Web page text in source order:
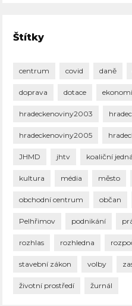
Štítky
centrum covid daně
doprava dotace
hradeckenoviny2003
hradeckenoviny2005
JHMD jhtv koaliční
kultura média město
obchodní centrum občan
Pelhřimov podnikání
rozhlas rozhledna
stavební zákon volby
životní prostředí žurnál